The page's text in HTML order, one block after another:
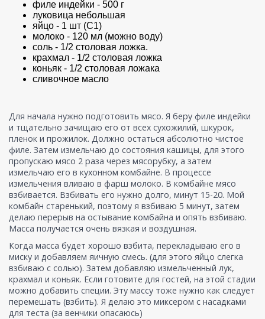
филе индейки - 500 г
луковица небольшая
яйцо - 1 шт (С1)
молоко - 120 мл (можно воду)
соль - 1/2 столовая ложка.
крахмал - 1/2 столовая ложка
коньяк - 1/2 столовая ложака
сливочное масло
Для начала нужно подготовить мясо. Я беру филе индейки
и тщательно зачищаю его от всех сухожилий, шкурок,
пленок и прожилок. Должно остаться абсолютно чистое
филе. Затем измельчаю до состояния кашицы, для этого
пропускаю мясо 2 раза через мясорубку, а затем
измельчаю его в кухонном комбайне. В процессе
измельчения вливаю в фарш молоко. В комбайне мясо
взбивается. Взбивать его нужно долго, минут 15-20. Мой
комбайн старенький, поэтому я взбиваю 5 минут, затем
делаю перерыв на остывание комбайна и опять взбиваю.
Масса получается очень вязкая и воздушная.
Когда масса будет хорошо взбита, перекладываю его в
миску и добавляем яичную смесь. (для этого яйцо слегка
взбиваю с солью). Затем добавляю измельченный лук,
крахмал и коньяк. Если готовите для гостей, на этой стадии
можно добавить специи. Эту массу тоже нужно как следует
перемешать (взбить). Я делаю это миксером с насадками
для теста (за венчики опасаюсь)